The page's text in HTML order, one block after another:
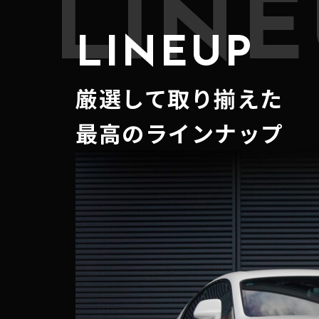
LINEUP
厳選して取り揃えた
最高のラインナップ